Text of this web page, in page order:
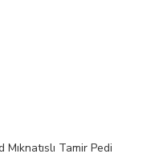
Mıknatıslı Tamir Pedi